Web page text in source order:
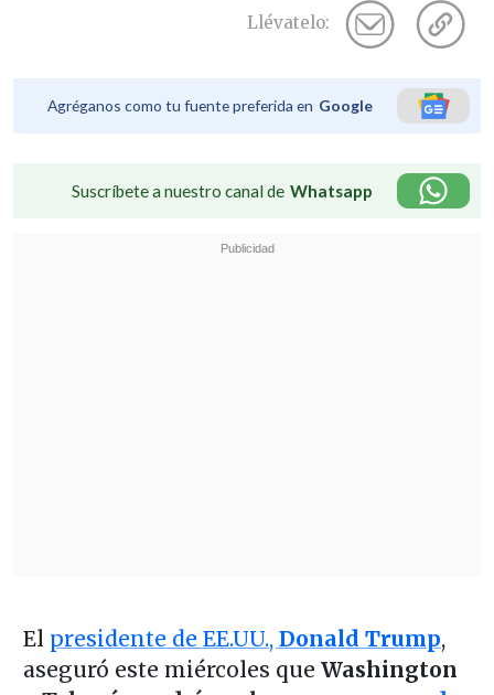
Llévatelo:
Agréganos como tu fuente preferida en Google
Suscríbete a nuestro canal de Whatsapp
El presidente de EE.UU., Donald Trump,
aseguró este miércoles que Washington